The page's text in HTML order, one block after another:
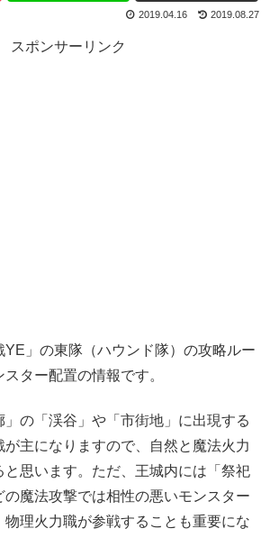
2019.08.27
2019.04.16
スポンサーリンク
YE」の東隊（ハウンド隊）の攻略ルー
ター配置の情報です。
の「渓谷」や「市街地」に出現する
主になりますので、自然と魔法火力
と思います。ただ、王城内には「祭祀
魔法攻撃では相性の悪いモンスター
物理火力職が参戦することも重要にな